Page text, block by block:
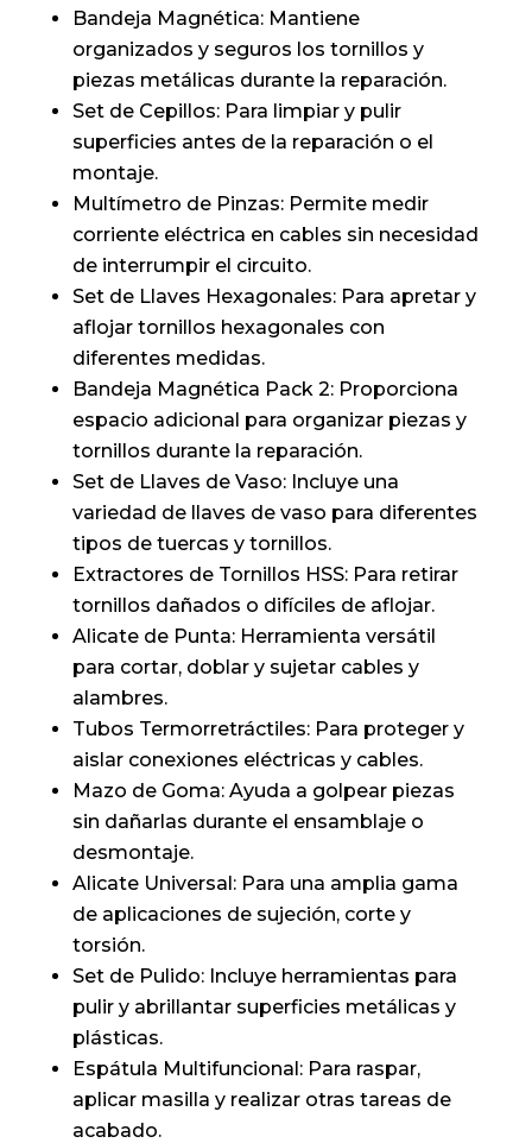
Bandeja Magnética: Mantiene
organizados y seguros los tornillos y
piezas metálicas durante la reparación.
Set de Cepillos: Para limpiar y pulir
superficies antes de la reparación o el
montaje.
Multímetro de Pinzas: Permite medir
corriente eléctrica en cables sin necesidad
de interrumpir el circuito.
Set de Llaves Hexagonales: Para apretar y
aflojar tornillos hexagonales con
diferentes medidas.
Bandeja Magnética Pack 2: Proporciona
espacio adicional para organizar piezas y
tornillos durante la reparación.
Set de Llaves de Vaso: Incluye una
variedad de llaves de vaso para diferentes
tipos de tuercas y tornillos.
Extractores de Tornillos HSS: Para retirar
tornillos dañados o difíciles de aflojar.
Alicate de Punta: Herramienta versátil
para cortar, doblar y sujetar cables y
alambres.
Tubos Termorretráctiles: Para proteger y
aislar conexiones eléctricas y cables.
Mazo de Goma: Ayuda a golpear piezas
sin dañarlas durante el ensamblaje o
desmontaje.
Alicate Universal: Para una amplia gama
de aplicaciones de sujeción, corte y
torsión.
Set de Pulido: Incluye herramientas para
pulir y abrillantar superficies metálicas y
plásticas.
Espátula Multifuncional: Para raspar,
aplicar masilla y realizar otras tareas de
acabado.